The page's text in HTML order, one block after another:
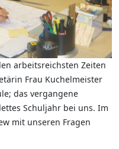
arbeitsreichsten Zeiten
Frau Kuchelmeister
das vergangene
Schuljahr bei uns. Im
mit unseren Fragen